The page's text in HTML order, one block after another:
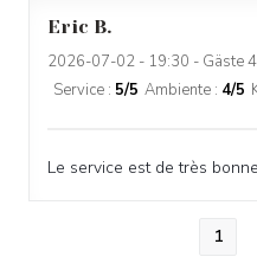
Eric B
2026-07-02 - 19:30 - Gäste 4
Service : 5/5 Ambiente : 4/5
Le service est de très
1